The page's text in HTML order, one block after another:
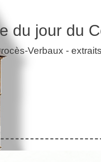
du jour du
Verbaux -